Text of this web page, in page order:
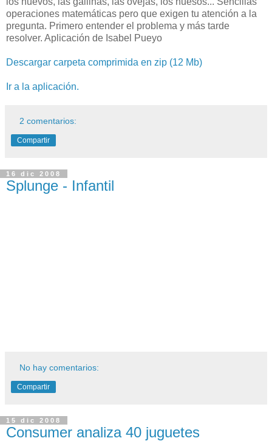
operaciones matemáticas pero que exigen tu atención a la
pregunta. Primero entender el problema y más tarde
resolver. Aplicación de Isabel Pueyo
Descargar carpeta comprimida en zip (12 Mb)
Ir a la aplicación.
2 comentarios:
Compartir
16 dic 2008
Splunge - Infantil
No hay comentarios:
Compartir
15 dic 2008
Consumer analiza 40 juguetes